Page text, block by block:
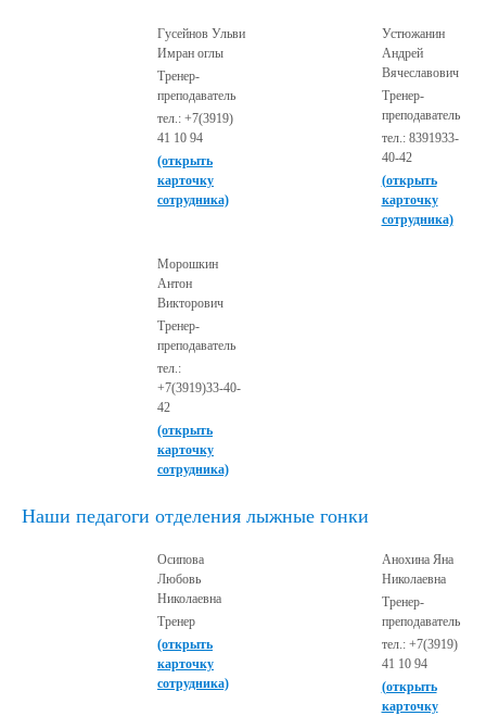
Гусейнов Ульви
Имран оглы
Тренер-
преподаватель
тел.: +7(3919)
41 10 94
(открыть
карточку
сотрудника)
Устюжанин
Андрей
Вячеславович
Тренер-
преподаватель
тел.: 8391933-
40-42
(открыть
карточку
сотрудника)
Морошкин
Антон
Викторович
Тренер-
преподаватель
тел.:
+7(3919)33-40-
42
(открыть
карточку
сотрудника)
Наши педагоги отделения лыжные гонки
Осипова
Любовь
Николаевна
Тренер
(открыть
карточку
сотрудника)
Анохина Яна
Николаевна
Тренер-
преподаватель
тел.: +7(3919)
41 10 94
(открыть
карточку